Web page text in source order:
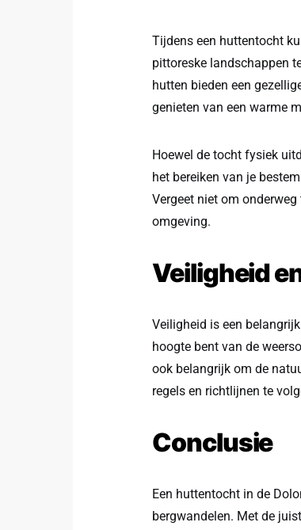
Tijdens een huttentocht
pittoreske landschappen
hutten bieden een
genieten van een warme
Hoewel de tocht fysiek
het bereiken van je
Vergeet niet om
omgeving.
Veiligheid
Veiligheid is een
hoogte bent van de
ook belangrijk om de
regels en richtlijnen te
Conclusie
Een huttentocht in de
bergwandelen. Met de